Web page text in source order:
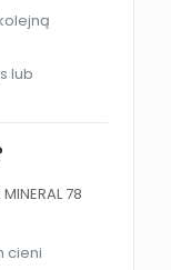
lub
78
cieni